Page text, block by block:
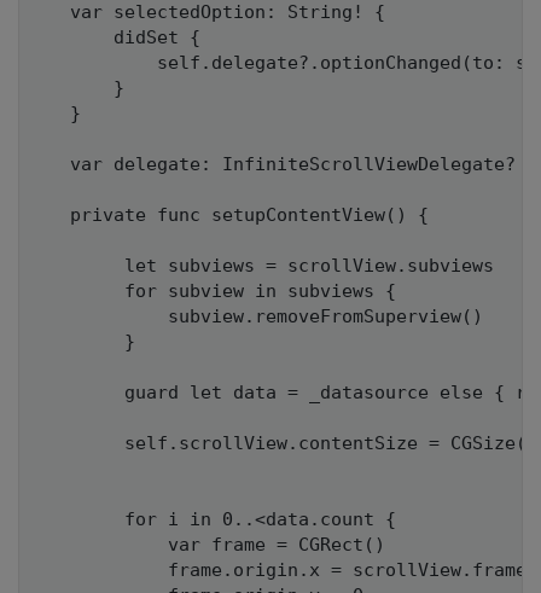
   var selectedOption: String! {
       didSet {
self.delegate?.optionChanged(to:
       }
   }
   var delegate: InfiniteScrollViewDelegate?
   private func setupContentView() {
        let subviews = scrollView.subviews
        for subview in subviews {
            subview.removeFromSuperview()
        }
guard let data = _datasource else {
self.scrollView.contentSize =
        for i in 0..<data.count {
            var frame = CGRect()
frame.origin.x =